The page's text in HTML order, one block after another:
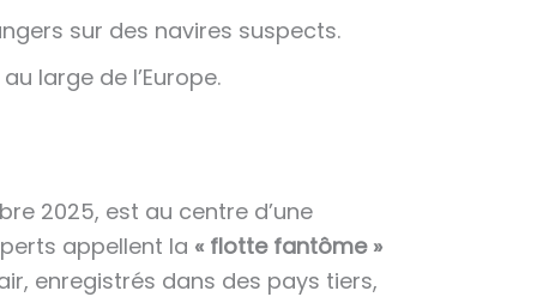
sur des navires suspects.
large de l’Europe.
2025, est au centre d’une
appellent la « flotte fantôme »
enregistrés dans des pays tiers,